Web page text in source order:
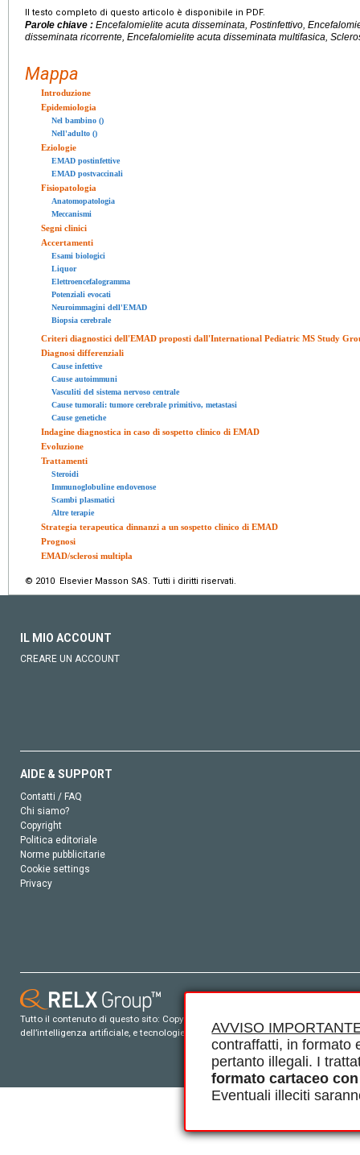
AVVISO
contraffatti, in formato
pertanto illegali. I
formato cartaceo
Eventuali illeciti
Il testo completo di questo articolo è disponibile in PDF.
Parole chiave : Encefalomielite acuta disseminata, Postinfettivo,
disseminata ricorrente, Encefalomielite acuta disseminata multifasica,
Mappa
Introduzione
Epidemiologia
Nel bambino ()
Nell'adulto ()
Eziologie
EMAD postinfettive
EMAD postvaccinali
Fisiopatologia
Anatomopatologia
Meccanismi
Segni clinici
Accertamenti
Esami biologici
Liquor
Elettroencefalogramma
Potenziali evocati
Neuroimmagini dell'EMAD
Biopsia cerebrale
Criteri diagnostici dell'EMAD proposti dall'International Pediatric MS Study
Diagnosi differenziali
Cause infettive
Cause autoimmuni
Vasculiti del sistema nervoso centrale
Cause tumorali: tumore cerebrale primitivo, metastasi
Cause genetiche
Indagine diagnostica in caso di sospetto clinico di EMAD
Evoluzione
Trattamenti
Steroidi
Immunoglobuline endovenose
Scambi plasmatici
Altre terapie
Strategia terapeutica dinnanzi a un sospetto clinico di EMAD
Prognosi
EMAD/sclerosi multipla
© 2010 Elsevier Masson SAS. Tutti i diritti riservati.
IL MIO ACCOUNT
CREARE UN ACCOUNT
AIDE & SUPPORT
Contatti / FAQ
Chi siamo?
Copyright
Politica editoriale
Norme pubblicitarie
Cookie settings
Privacy
Tutto il contenuto di questo sito: Copyright © 2026 Elsevier, i suoi
dell’intelligenza artificiale, e tecnologie simili. Per tutto il contenuto ‘open